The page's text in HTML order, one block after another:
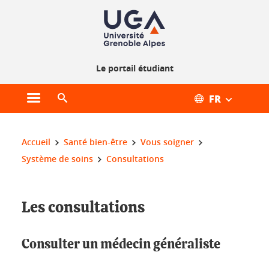
Le portail étudiant
Ouvrir le menu principal FR
Vous êtes ici :
Accueil Santé bien-être
Vous soigner
Système de soins
Consultations
Les consultations
Consulter un médecin généraliste